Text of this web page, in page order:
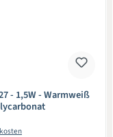
- 1,5W - Warmweiß